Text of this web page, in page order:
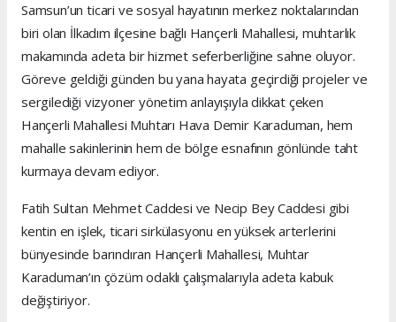
Samsun’un ticari ve sosyal hayatının merkez noktalarından
biri olan İlkadım ilçesine bağlı Hançerli Mahallesi, muhtarlık
makamında adeta bir hizmet seferberliğine sahne oluyor.
Göreve geldiği günden bu yana hayata geçirdiği projeler ve
sergilediği vizyoner yönetim anlayışıyla dikkat çeken
Hançerli Mahallesi Muhtarı Hava Demir Karaduman, hem
mahalle sakinlerinin hem de bölge esnafının gönlünde taht
kurmaya devam ediyor.
Fatih Sultan Mehmet Caddesi ve Necip Bey Caddesi gibi
kentin en işlek, ticari sirkülasyonu en yüksek arterlerini
bünyesinde barındıran Hançerli Mahallesi, Muhtar
Karaduman’ın çözüm odaklı çalışmalarıyla adeta kabuk
değiştiriyor.